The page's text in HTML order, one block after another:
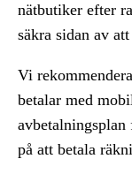
nätbutiker efter
säkra sidan av
Vi
betalar med
på att betala